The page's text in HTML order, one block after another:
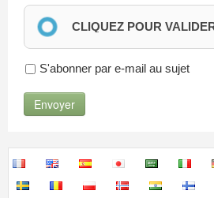
CLIQUEZ POUR
S'abonner par e-mail au sujet